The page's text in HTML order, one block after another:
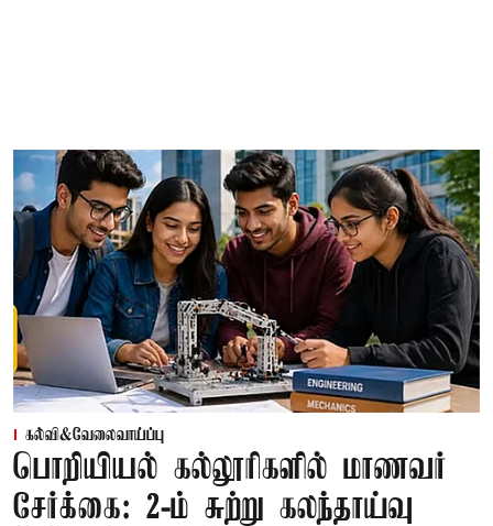
கல்வி&வேலைவாய்ப்பு
பொறியியல் கல்லூரிகளில் மாணவர்
சேர்க்கை: 2-ம் சுற்று கலந்தாய்வு